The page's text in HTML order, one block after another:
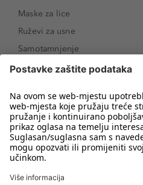
Maske za lice
Ruževi za usne
Samotamnjenje
Puderi
Proizvodi za obrve
Sunce i zaštita
Serumi za lice
Proizvodi za čišćenje lica